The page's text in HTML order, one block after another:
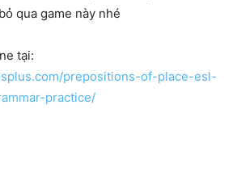
qua game này nhé
tại:
prepositions-of-place-esl-
practice/